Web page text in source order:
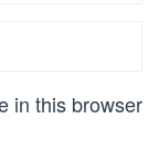
in this browser